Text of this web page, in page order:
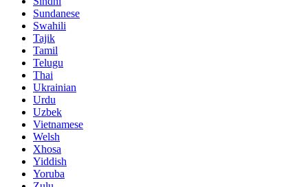
Sundanese
Swahili
Tajik
Tamil
Telugu
Thai
Ukrainian
Urdu
Uzbek
Vietnamese
Welsh
Xhosa
Yiddish
Yoruba